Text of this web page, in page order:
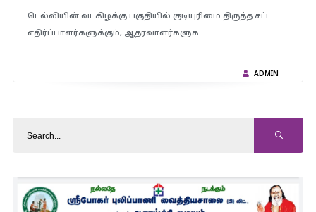
டெல்லியின் வடகிழக்கு பகுதியில் குடியுரிமை திருத்த சட்ட
எதிர்ப்பாளர்களுக்கும், ஆதரவாளர்களுக
ADMIN